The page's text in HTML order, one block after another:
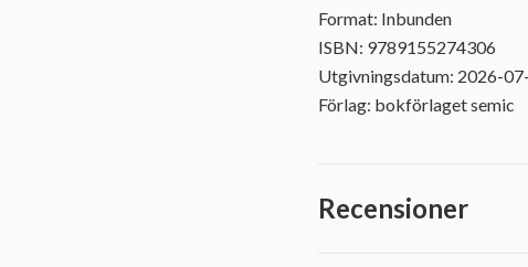
Format: Inbunden
ISBN: 9789155274306
Utgivningsdatum: 2026-
Förlag: bokförlaget semic
Recensioner